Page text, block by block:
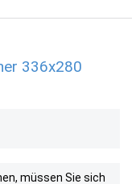
336x280
müssen Sie sich